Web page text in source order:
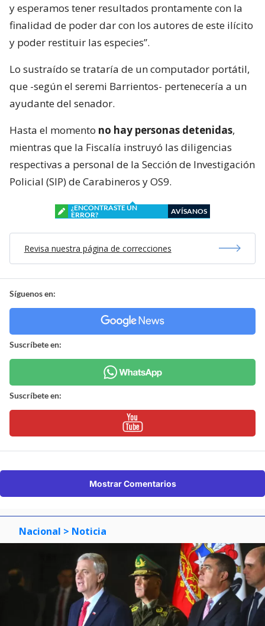
y esperamos tener resultados prontamente con la
finalidad de poder dar con los autores de este ilícito
y poder restituir las especies”.
Lo sustraído se trataría de un computador portátil,
que -según el seremi Barrientos- pertenecería a un
ayudante del senador.
Hasta el momento no hay personas detenidas,
mientras que la Fiscalía instruyó las diligencias
respectivas a personal de la Sección de Investigación
Policial (SIP) de Carabineros y OS9.
¿ENCONTRASTE UN
ERROR?
AVÍSANOS
Revisa nuestra página de correcciones
Síguenos en:
Suscríbete en:
Suscríbete en:
Mostrar Comentarios
Nacional > Noticia